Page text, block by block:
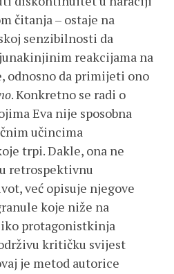
čitanja – ostaje na
senzibilnosti da
reakcijama na
odnosno da primijeti ono
. Konkretno se radi o
Eva nije sposobna
učincima
trpi. Dakle, ona ne
retrospektivnu
već opisuje njegove
koje niže na
protagonistkinja
kritičku svijest
je metod autorice